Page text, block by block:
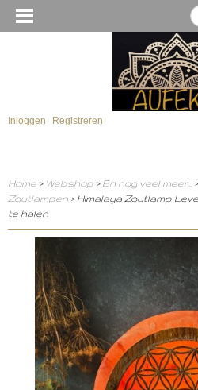
Inloggen Registreren
Home > Webshop > En nog veel meer.. >
Zoutlampen > Himalaya Zoutlamp
te halen